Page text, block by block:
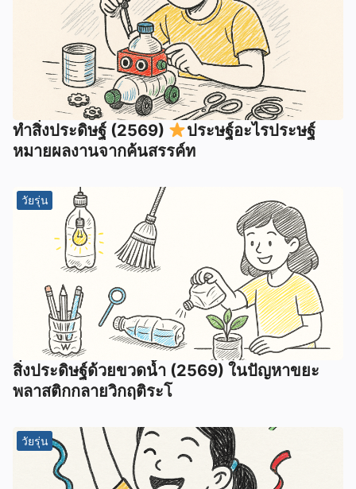
ทำสิ่งประดิษฐ์ (2569)
ประษฐ์อะไรประษฐ์
หมายผลงานจากค้นสรรค์ท
วัยรุ่น
สิ่งประดิษฐ์ด้วยขวดน้ำ (2569) ในปัญหาขยะ
พลาสติกกลายวิกฤติระโ
วัยรุ่น